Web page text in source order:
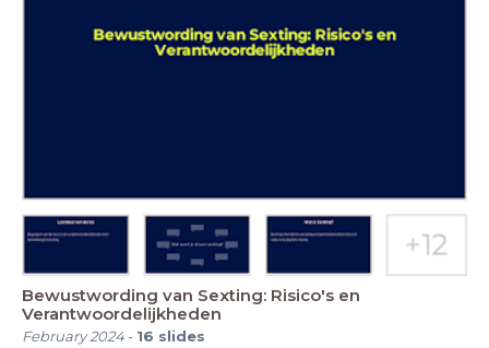
Bewustwording van Sexting: Risico's en
Verantwoordelijkheden
February 2024- 16 slides